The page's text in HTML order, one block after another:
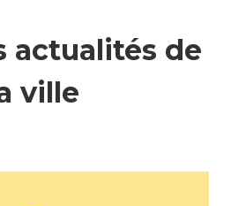
actualités de
ville